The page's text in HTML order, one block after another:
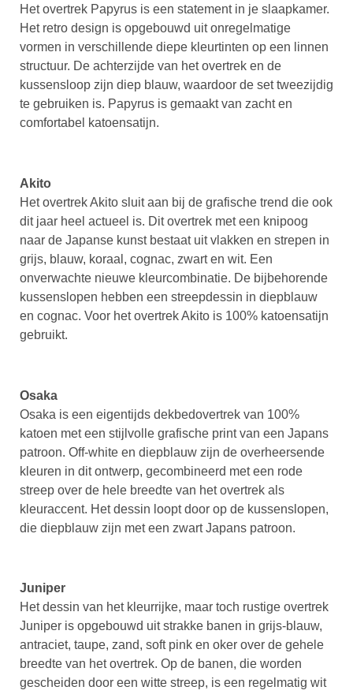
Het overtrek Papyrus is een statement in je slaapkamer.
Het retro design is opgebouwd uit onregelmatige
vormen in verschillende diepe kleurtinten op een linnen
structuur. De achterzijde van het overtrek en de
kussensloop zijn diep blauw, waardoor de set tweezijdig
te gebruiken is. Papyrus is gemaakt van zacht en
comfortabel katoensatijn.
Akito
Het overtrek Akito sluit aan bij de grafische trend die ook
dit jaar heel actueel is. Dit overtrek met een knipoog
naar de Japanse kunst bestaat uit vlakken en strepen in
grijs, blauw, koraal, cognac, zwart en wit. Een
onverwachte nieuwe kleurcombinatie. De bijbehorende
kussenslopen hebben een streepdessin in diepblauw
en cognac. Voor het overtrek Akito is 100% katoensatijn
gebruikt.
Osaka
Osaka is een eigentijds dekbedovertrek van 100%
katoen met een stijlvolle grafische print van een Japans
patroon. Off-white en diepblauw zijn de overheersende
kleuren in dit ontwerp, gecombineerd met een rode
streep over de hele breedte van het overtrek als
kleuraccent. Het dessin loopt door op de kussenslopen,
die diepblauw zijn met een zwart Japans patroon.
Juniper
Het dessin van het kleurrijke, maar toch rustige overtrek
Juniper is opgebouwd uit strakke banen in grijs-blauw,
antraciet, taupe, zand, soft pink en oker over de gehele
breedte van het overtrek. Op de banen, die worden
gescheiden door een witte streep, is een regelmatig wit